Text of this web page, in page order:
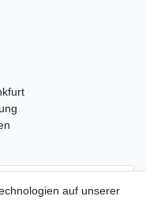
auf unserer